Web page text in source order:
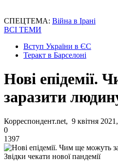
СПЕЦТЕМА: Війна в Ірані
ВСІ ТЕМИ
Вступ України в ЄС
Теракт в Барселоні
Нові епідемії.
заразити
Корреспондент.net, 9 квітня
0
1397
Звідки чекати нової пандемії